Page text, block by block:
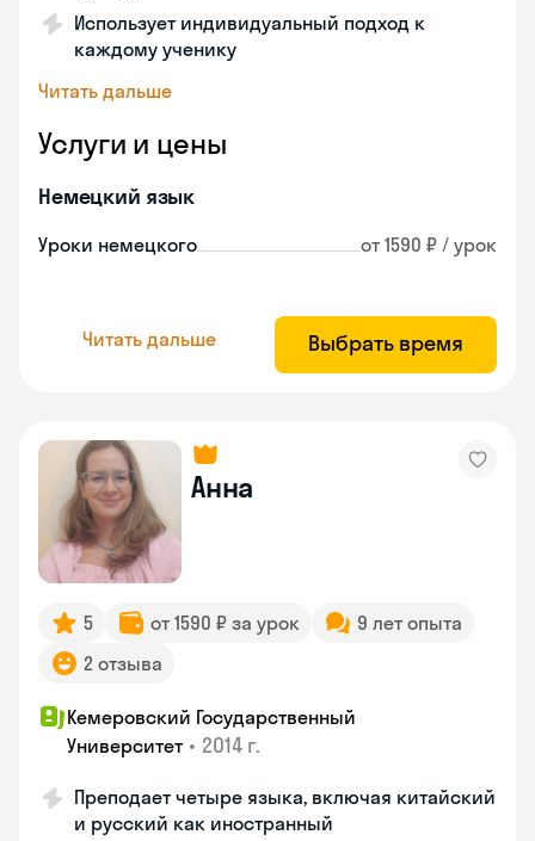
Использует индивидуальный подход к
каждому ученику
Читать дальше
Услуги и цены
Немецкий язык
Уроки немецкого от 1590 ₽ / урок
Читать дальше Выбрать время
Анна
5 от 1590 ₽ за урок
9 лет опыта
2 отзыва
Кемеровский Государственный
Университет • 2014 г.
Преподает четыре языка, включая китайский
и русский как иностранный